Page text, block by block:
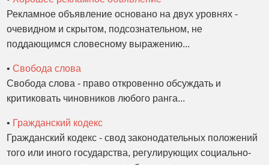
Рекламное объявление основано на двух уровнях -
очевидном и скрытом, подсознательном, не
поддающимся словесному выражению...
•Свобода слова
Свобода слова - право откровенно обсуждать и
критиковать чиновников любого ранга...
• Гражданский кодекс
Гражданский кодекс - свод законодательных положений
того или иного государства, регулирующих социально-